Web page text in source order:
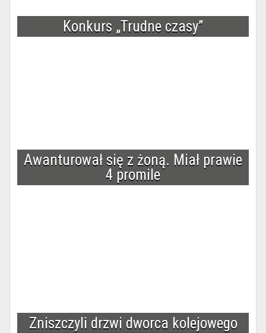
Konkurs „Trudne czasy”
Awanturował się z żoną. Miał prawie
4 promile
Zniszczyli drzwi dworca kolejowego